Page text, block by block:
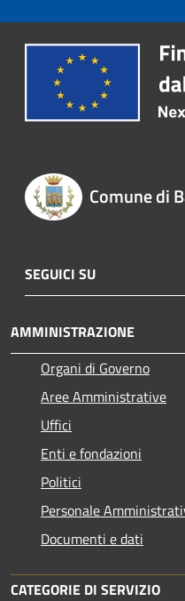
Comune di
SEGUICI SU
AMMINISTRAZIONE
Organi di Governo
Aree Amministrative
Uffici
Enti e fondazioni
Politici
Personale
Documenti e dati
CATEGORIE DI SERVIZIO